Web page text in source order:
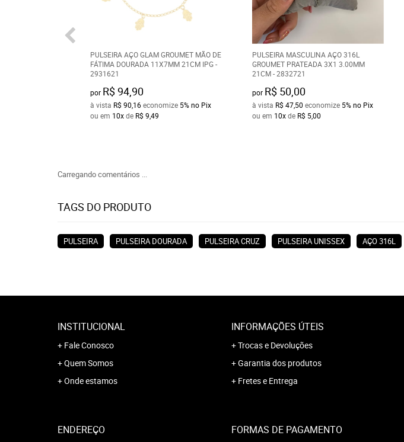
PULSEIRA AÇO GLAM GROUMET MÃO DE
FÁTIMA DOURADA 11X7MM 21CM IPG -
2931621
por R$ 94,90
à vista R$ 90,16economize 5%no Pix
ou em 10xde R$ 9,49
PULSEIRA MASCULINA AÇO 316L
GROUMET PRATEADA 3X1 3.00MM
21CM - 2832721
por R$ 50,00
à vista R$ 47,50 economize 5% no Pix
ou em 10xde R$ 5,00
Carregando comentários ...
TAGS DO PRODUTO
PULSEIRA PULSEIRA DOURADA PULSEIRA CRUZ PULSEIRA UNISSEX AÇO 316L
INSTITUCIONAL
Fale Conosco
Quem Somos
Onde estamos
INFORMAÇÕES ÚTEIS
Trocas e Devoluções
Garantia dos produtos
Fretes e Entrega
ENDEREÇO FORMAS DE PAGAMENTO